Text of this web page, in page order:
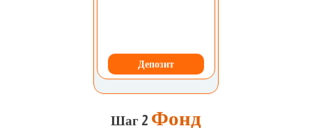
Депозит
Шаг 2 Фонд